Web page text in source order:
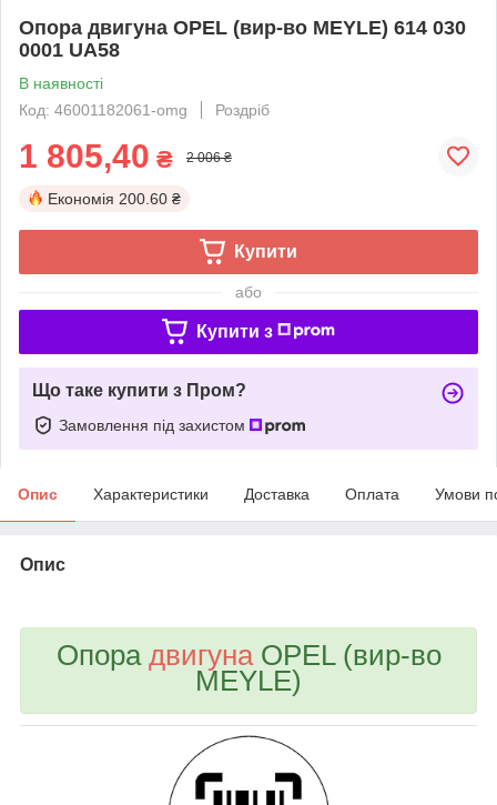
Опора двигуна OPEL (вир-во MEYLE) 614 030
0001 UA58
В наявності
Код: 46001182061-omg
Роздріб
1 805,40 ₴ 2 006 ₴
Економія 200.60 ₴
Купити
або
Купити з
Що таке купити з Пром?
Замовлення під захистом
Опис Характеристики Доставка Оплата Умови
Опис
Опора двигунаOPEL (вир-во
MEYLE)